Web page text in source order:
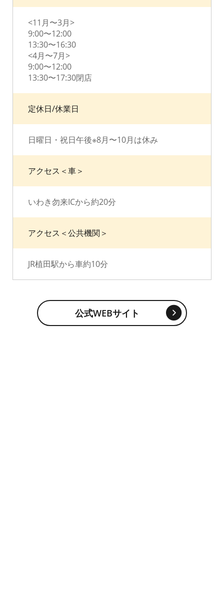
<11月〜3月>
9:00〜12:00
13:30〜16:30
<4月〜7月>
9:00〜12:00
13:30〜17:30閉店
定休日/休業日
日曜日・祝日午後※8月〜10月は休み
アクセス＜車＞
いわき勿来ICから約20分
アクセス＜公共機関＞
JR植田駅から車約10分
公式WEBサイト